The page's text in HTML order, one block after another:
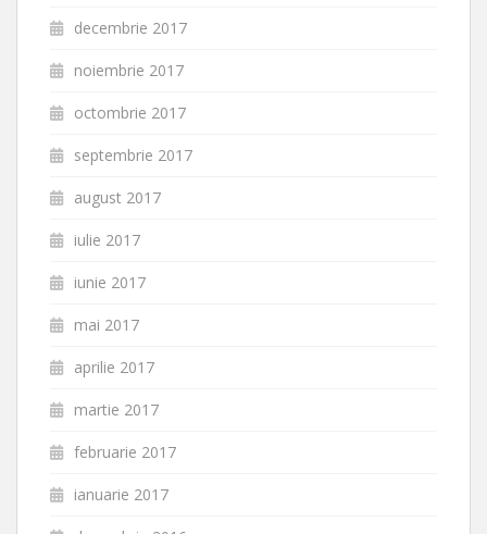
decembrie 2017
noiembrie 2017
octombrie 2017
septembrie 2017
august 2017
iulie 2017
iunie 2017
mai 2017
aprilie 2017
martie 2017
februarie 2017
ianuarie 2017